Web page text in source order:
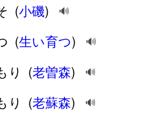
(小磯) 🔊
(生い育つ) 🔊
り (老曽森) 🔊
り (老蘇森) 🔊